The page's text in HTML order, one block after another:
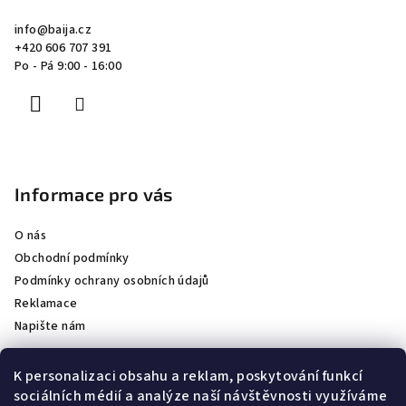
K personalizaci obsahu a reklam, poskytování funkcí
sociálních médií a analýze naší návštěvnosti využíváme
info@baija.cz
+420 606 707 391
Po - Pá 9:00 - 16:00
Informace pro vás
O nás
Obchodní podmínky
Podmínky ochrany osobních údajů
Reklamace
Napište nám